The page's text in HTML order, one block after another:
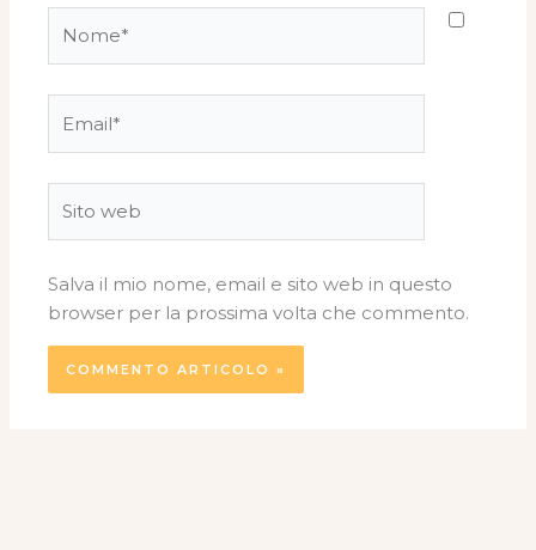
web
Salva il mio nome, email e sito web in questo
browser per la prossima volta che commento.